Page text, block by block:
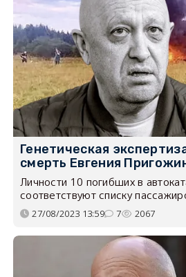
Генетическая
смерть Евгения
Личности 10 погибших в
соответствуют списку
27/08/2023 13:59 7 2067